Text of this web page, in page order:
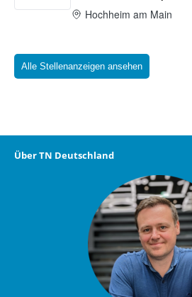
Alle Stellenanzeigen ansehen
Über TN Deutschland